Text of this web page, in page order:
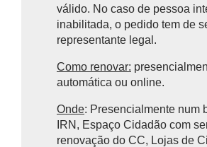
válido. No caso de pessoa
inabilitada, o pedido tem de
representante legal.
Como renovar:
automática ou online.
Onde: Presencialmente num
IRN, Espaço Cidadão com
renovação do CC, Lojas de